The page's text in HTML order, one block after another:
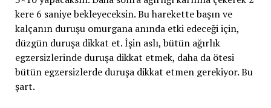
kere 6 saniye bekleyeceksin. Bu harekette başın ve
kalçanın duruşu omurgana anında etki edeceği için,
düzgün duruşa dikkat et. İşin aslı, bütün ağırlık
egzersizlerinde duruşa dikkat etmek, daha da ötesi
bütün egzersizlerde duruşa dikkat etmen gerekiyor. Bu
şart.